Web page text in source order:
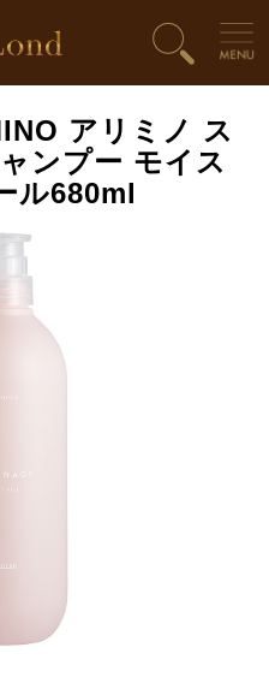
アリミノ ス
ンプー モイス
ル680ml